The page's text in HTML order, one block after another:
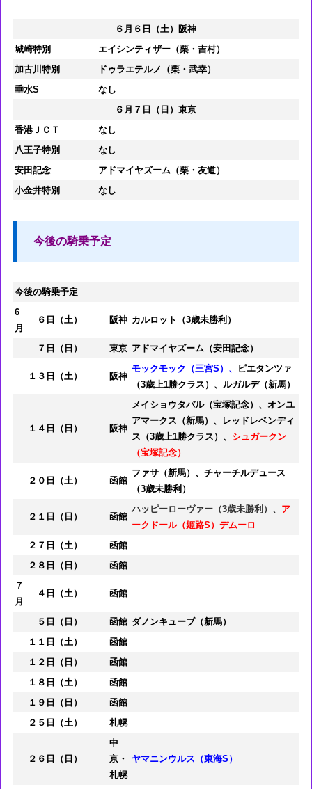
６月６日（土）阪神
城崎特別
エイシンティザー（栗・吉村）
加古川特別
ドゥラエテルノ（栗・武幸）
垂水S
なし
６月７日（日）東京
香港ＪＣＴ
なし
八王子特別
なし
安田記念
アドマイヤズーム（栗・友道）
小金井特別
なし
今後の騎乗予定
今後の騎乗予定
6
月
６日（土） 阪神 カルロット（3歳未勝利）
７日（日） 東京 アドマイヤズーム（安田記念）
１３日（土） 阪神
モックモック（三宮S）、
ピエタンツァ
（3歳上1勝クラス）、ルガルデ（新馬）
１４日（日） 阪神
メイショウタバル（宝塚記念）、オンユ
アマークス（新馬）、レッドレベンディ
ス（3歳上1勝クラス）、 シュガークン
（宝塚記念）
２０日（土） 函館
ファサ（新馬）、チャーチルデュース
（3歳未勝利）
２１日（日） 函館
ハッピーローヴァー（3歳未勝利）、 ア
ークドール（姫路S）デムーロ
２７日（土）
函館
２８日（日）
函館
７
月
４日（土） 函館
５日（日） 函館 ダノンキューブ（新馬）
１１日（土）
函館
１２日（日）
函館
１８日（土）
函館
１９日（日）
函館
２５日（土）
札幌
２６日（日）
中
京・
札幌
ヤマニンウルス（東海S）